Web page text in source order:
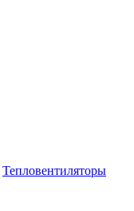
Тепловентиляторы